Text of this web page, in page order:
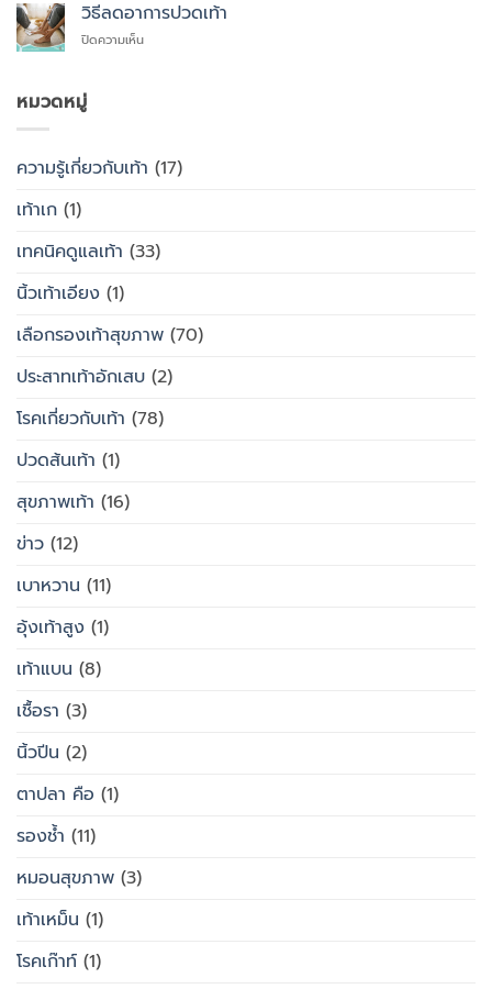
สุขภาพ
รองเท้า
ไหน
สุขภาพ
กับ
รองเท้า
วิธีลดอาการปวดเท้า
ปิดความเห็นบน
หมวดหมู่
ความรู้เกี่ยวกับเท้า (17)
เท้าเก (1)
เทคนิคดูแลเท้า (33)
นิ้วเท้าเอียง (1)
เลือกรองเท้าสุขภาพ (70)
ประสาทเท้าอักเสบ (2)
โรคเกี่ยวกับเท้า (78)
ปวดส้นเท้า (1)
สุขภาพเท้า (16)
ข่าว (12)
เบาหวาน (11)
อุ้งเท้าสูง (1)
เท้าแบน (8)
เชื้อรา (3)
นิ้วปีน (2)
ตาปลา คือ (1)
รองช้ำ (11)
หมอนสุขภาพ (3)
เท้าเหม็น (1)
โรคเก๊าท์ (1)